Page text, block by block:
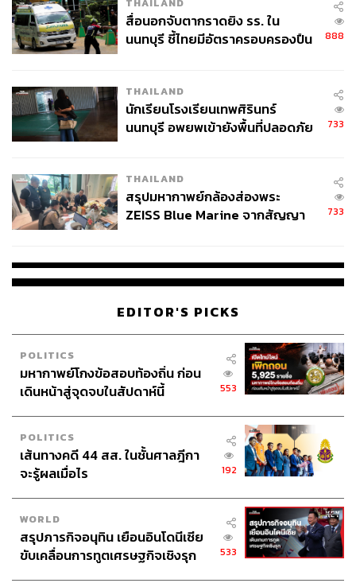
สื่อนอกจับตากราดยิง รร. ใน
นนทบุรี ชี้ไทยมีอัตราครอบครองปืน
888
THAILAND
นักเรียนโรงเรียนเทพศิรินทร์
นนทบุรี อพยพเข้ายังพื้นที่ปลอดภัย
733
THAILAND
สรุปมหากาพย์กล้องส่องพระ
ZEISS Blue Marine จากสัญญา
จ่ายหนี้-แอบระบุแบรนด์
733
EDITOR'S PICKS
POLITICS
มหากาพย์โกงข้อสอบท้องถิ่น ก่อน
เดินหน้าสู่จุดจบในสัปดาห์นี้
553
POLITICS
เส้นทางคดี 44 สส. ในชั้นศาลฎีกา
จะรู้ผลเมื่อไร
192
WORLD
สรุปภารกิจอนุทิน เยือนอินโดนีเซีย
ขับเคลื่อนการทูตเศรษฐกิจเชิงรุก
533